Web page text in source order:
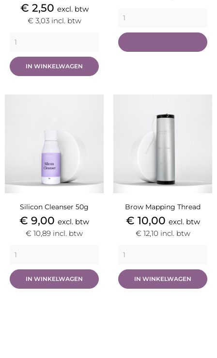
Prijs
€ 2,50 excl. btw
€ 3,03 incl. btw
IN WINKELWAGEN
Silicon Cleanser 50g
Prijs
€ 9,00 excl. btw
€ 10,89 incl. btw
IN WINKELWAGEN
Brow Mapping Thread
Prijs
€ 10,00 excl. btw
€ 12,10 incl. btw
IN WINKELWAGEN